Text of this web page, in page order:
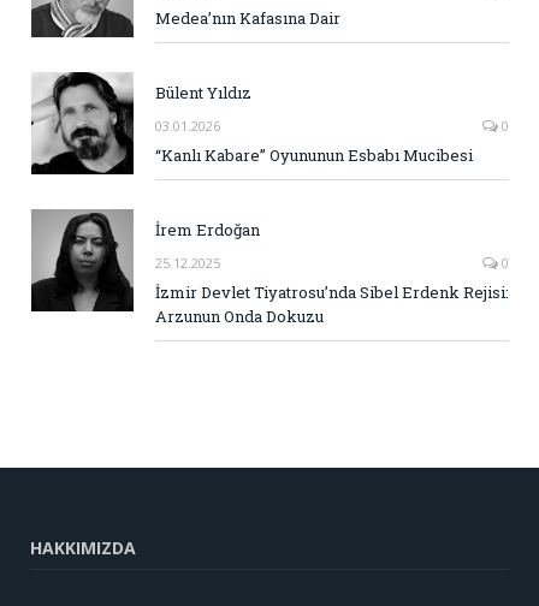
Medea’nın Kafasına Dair
Bülent Yıldız
03.01.2026 0
“Kanlı Kabare” Oyununun Esbabı Mucibesi
İrem Erdoğan
25.12.2025 0
İzmir Devlet Tiyatrosu’nda Sibel Erdenk Rejisi:
Arzunun Onda Dokuzu
HAKKIMIZDA